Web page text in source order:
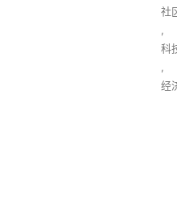
社
,
科
,
经